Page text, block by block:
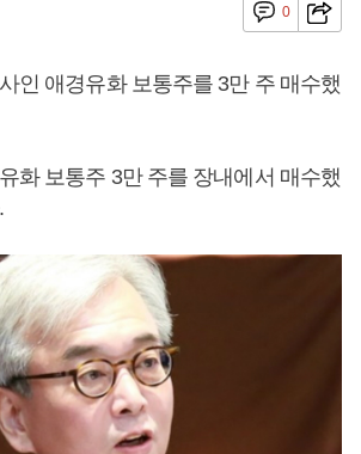
0
인 애경유화 보통주를 3만 주 매수했
화 보통주 3만 주를 장내에서 매수했